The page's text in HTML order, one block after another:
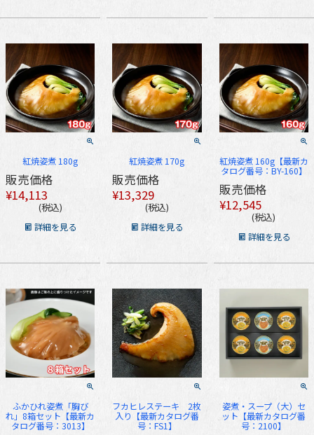
紅焼姿煮 180g
販売価格
¥14,113
税込
詳細を見る
紅焼姿煮 170g
販売価格
¥13,329
税込
詳細を見る
紅焼姿煮 160g【最新カ
タログ番号：BY-160】
販売価格
¥12,545
税込
詳細を見る
ふかひれ姿煮「胸び
れ」8箱セット【最新カ
タログ番号：3013】
フカヒレステーキ 2枚
入り【最新カタログ番
号：FS1】
姿煮・スープ（大）セ
ット【最新カタログ番
号：2100】